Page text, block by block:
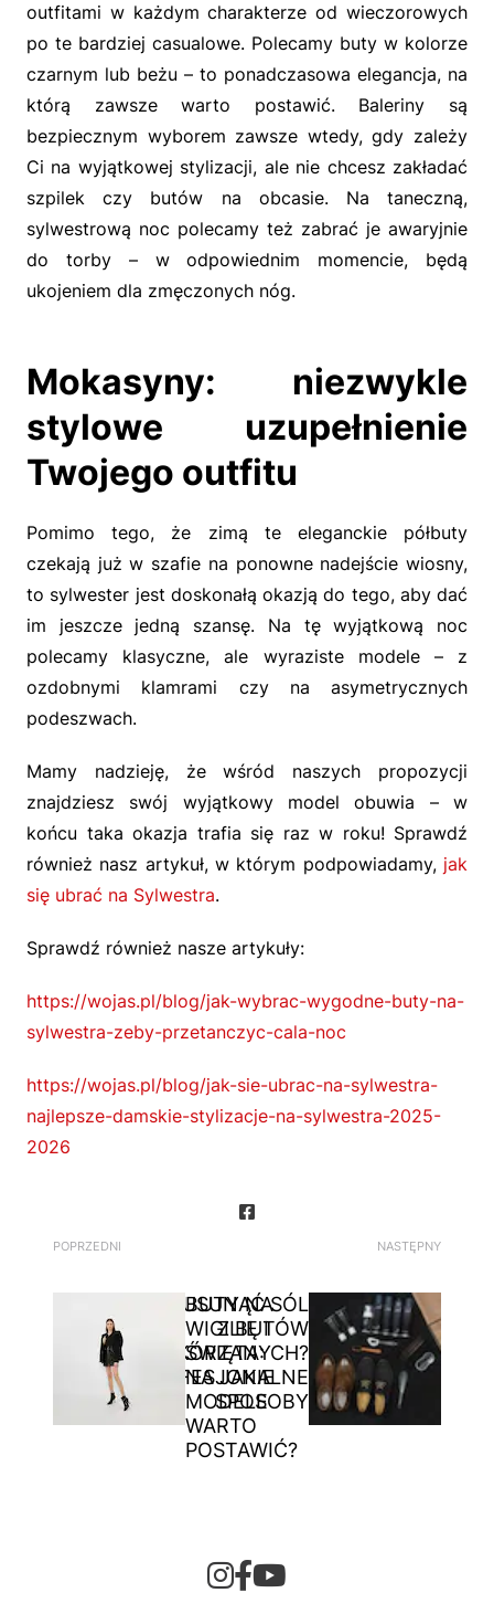
outfitami w każdym charakterze od wieczorowych
po te bardziej casualowe. Polecamy buty w kolorze
czarnym lub beżu – to ponadczasowa elegancja, na
którą zawsze warto postawić. Baleriny są
bezpiecznym wyborem zawsze wtedy, gdy zależy
Ci na wyjątkowej stylizacji, ale nie chcesz zakładać
szpilek czy butów na obcasie. Na taneczną,
sylwestrową noc polecamy też zabrać je awaryjnie
do torby – w odpowiednim momencie, będą
ukojeniem dla zmęczonych nóg.
Mokasyny: niezwykle
stylowe uzupełnienie
Twojego outfitu
Pomimo tego, że zimą te eleganckie półbuty
czekają już w szafie na ponowne nadejście wiosny,
to sylwester jest doskonałą okazją do tego, aby dać
im jeszcze jedną szansę. Na tę wyjątkową noc
polecamy klasyczne, ale wyraziste modele – z
ozdobnymi klamrami czy na asymetrycznych
podeszwach.
Mamy nadzieję, że wśród naszych propozycji
znajdziesz swój wyjątkowy model obuwia – w
końcu taka okazja trafia się raz w roku! Sprawdź
również nasz artykuł, w którym podpowiadamy, jak
się ubrać na Sylwestra.
Sprawdź również nasze artykuły:
https://wojas.pl/blog/jak-wybrac-wygodne-buty-na-
sylwestra-zeby-przetanczyc-cala-noc
https://wojas.pl/blog/jak-sie-ubrac-na-sylwestra-
najlepsze-damskie-stylizacje-na-sylwestra-2025-
2026
POPRZEDNI
BUTY NA
WIGILIĘ I
ŚWIĘTA:
NA JAKIE
MODELE
WARTO
POSTAWIĆ?
NASTĘPNY
JAK USUNĄĆ SÓL
Z BUTÓW
SKÓRZANYCH?
PROFESJONALNE
SPOSOBY